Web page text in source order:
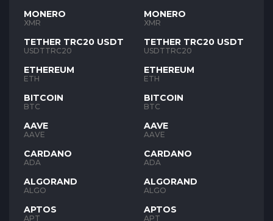
MONERO
XMR
TETHER TRC20 USDT
USDTTRC20
ETHEREUM
ETH
BITCOIN
BTC
AAVE
AAVE
CARDANO
ADA
ALGORAND
ALGO
APTOS
APT
MONERO
XMR
TETHER TRC20 USDT
USDTTRC20
ETHEREUM
ETH
BITCOIN
BTC
AAVE
AAVE
CARDANO
ADA
ALGORAND
ALGO
APTOS
APT